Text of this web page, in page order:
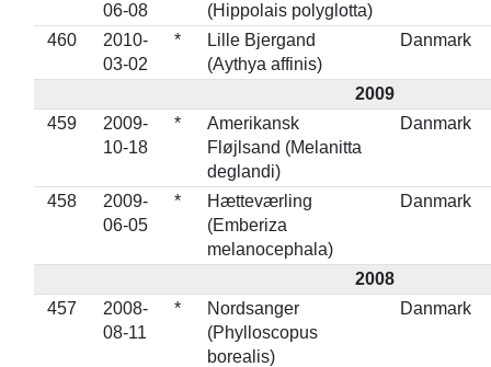
06-08
(Hippolais polyglotta)
460
2010-
03-02
*
Lille Bjergand
(Aythya affinis)
Danmark
2009
459
2009-
10-18
*
Amerikansk
Fløjlsand (Melanitta
deglandi)
Danmark
458
2009-
06-05
*
Hætteværling
(Emberiza
melanocephala)
Danmark
2008
457
2008-
08-11
*
Nordsanger
(Phylloscopus
borealis)
Danmark